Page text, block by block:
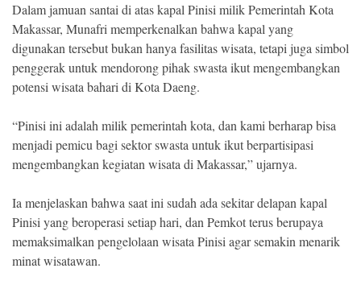
Dalam jamuan santai di atas kapal Pinisi milik Pemerintah Kota
Makassar, Munafri memperkenalkan bahwa kapal yang
digunakan tersebut bukan hanya fasilitas wisata, tetapi juga simbol
penggerak untuk mendorong pihak swasta ikut mengembangkan
potensi wisata bahari di Kota Daeng.
“Pinisi ini adalah milik pemerintah kota, dan kami berharap bisa
menjadi pemicu bagi sektor swasta untuk ikut berpartisipasi
mengembangkan kegiatan wisata di Makassar,” ujarnya.
Ia menjelaskan bahwa saat ini sudah ada sekitar delapan kapal
Pinisi yang beroperasi setiap hari, dan Pemkot terus berupaya
memaksimalkan pengelolaan wisata Pinisi agar semakin menarik
minat wisatawan.